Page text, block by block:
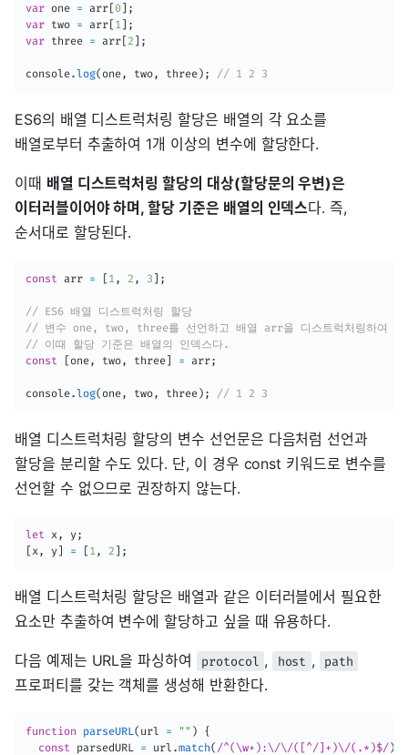
var one = arr[0] ;
var two = arr[1 ] ;
var three = arr[2 ] ;
console.log( one, two, three) ; // 1 2 3
ES6의 배열 디스트럭처링 할당은 배열의 각 요소를
배열로부터 추출하여 1개 이상의 변수에 할당한다.
이때 배열 디스트럭처링 할당의 대상(할당문의 우변)은
이터러블이어야 하며, 할당 기준은 배열의 인덱스다. 즉,
순서대로 할당된다.
const arr = [1 , 2 , 3 ] ;
// ES6 배열 디스트럭처링 할당
// 변수 one, two, three를 선언하고 배열 arr을 디스트럭처링하여 할
// 이때 할당 기준은 배열의 인덱스다.
const
[one, two, three] = arr;
console.log( one, two, three) ; // 1 2 3
배열 디스트럭처링 할당의 변수 선언문은 다음처럼 선언과
할당을 분리할 수도 있다. 단, 이 경우 const 키워드로 변수를
선언할 수 없으므로 권장하지 않는다.
let x , y;
[x , y] = [1 , 2 ] ;
배열 디스트럭처링 할당은 배열과 같은 이터러블에서 필요한
요소만 추출하여 변수에 할당하고 싶을 때 유용하다.
다음 예제는 URL을 파싱하여 protocol , host , path
프로퍼티를 갖는 객체를 생성해 반환한다.
function parseURL ( url = "" )
{
const parsedURL = url .match( /^(\w+):\/\/([^/]+)\/(.*)$/)